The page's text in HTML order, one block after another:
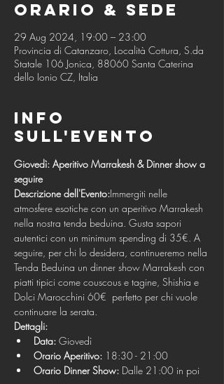
Orario & Sede
29 Aug 2024, 19:00 – 23:00
Provincia di Catanzaro, Località Cottura, S.da
Statale 106 Jonica, 88060 Santa Caterina
dello Ionio CZ, Italia
Info
sull'evento
Giovedì: Aperitivo Marrakesh & Dinner show a
seguire
Descrizione dell'Evento:Immergiti nelle
atmosfere esotiche con un aperitivo Marrakesh
nella nostra tenda beduina. Gusta sapori
autentici con un minimum spending di 35€. A
seguire, per chi lo desidera, continueremo nella
Tenda Beduina un dinner show Marrakesh con
piatti tipici come couscous e tagine, Shishia e
Dolci Marocchini 60€  perfetto per chi vuole
continuare la serata.
Dettagli:
Data: Giovedì
Orario Aperitivo: 18:30 - 21:00
Orario Dinner Show: Dalle 21:00 in poi